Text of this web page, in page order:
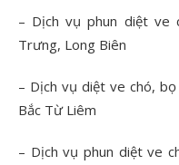
– Dịch vụ phun diệt ve
Trưng, Long Biên
– Dịch vụ diệt ve chó,
Bắc Từ Liêm
– Dịch vụ phun diệt ve